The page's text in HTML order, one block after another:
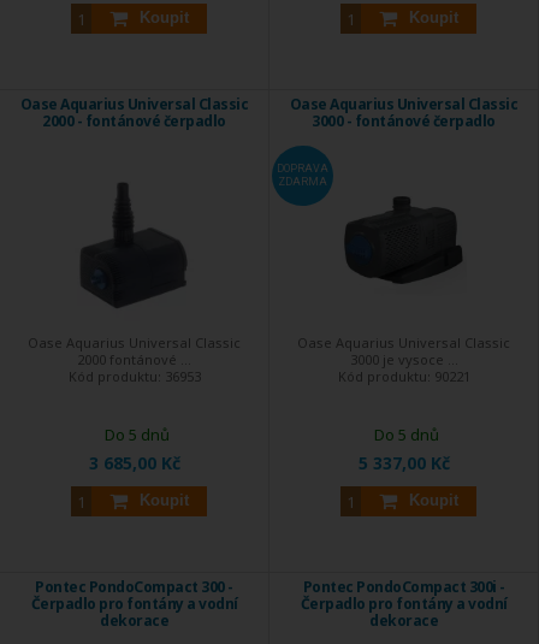
Koupit Koupit
Oase Aquarius Universal Classic
2000 - fontánové čerpadlo
Oase Aquarius Universal Classic
2000 fontánové ...
Kód produktu: 36953
3 685,00 Kč
Koupit
Do 5 dnů
Oase Aquarius Universal Classic
3000 - fontánové čerpadlo
DOPRAVA
ZDARMA
Oase Aquarius Universal Classic
3000 je vysoce ...
Kód produktu: 90221
5 337,00 Kč
Koupit
Do 5 dnů
Pontec PondoCompact 300 -
Čerpadlo pro fontány a vodní
dekorace
Pontec PondoCompact 300i -
Čerpadlo pro fontány a vodní
dekorace